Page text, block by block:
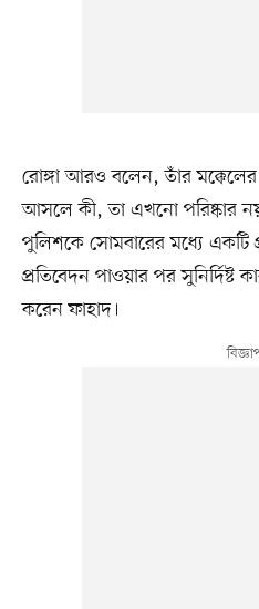
রোঙ্গা আরও বলেন, তাঁর মক্কেলের
আসলে কী, তা এখনো পরিষ্কার
পুলিশকে সোমবারের মধ্যে একটি
প্রতিবেদন পাওয়ার পর সুনির্দিষ্ট
করেন ফাহাদ।